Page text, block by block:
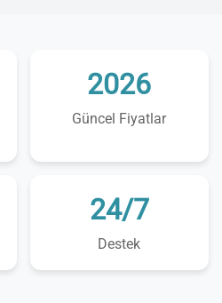
2026
Güncel Fiyatlar
24/7
Destek